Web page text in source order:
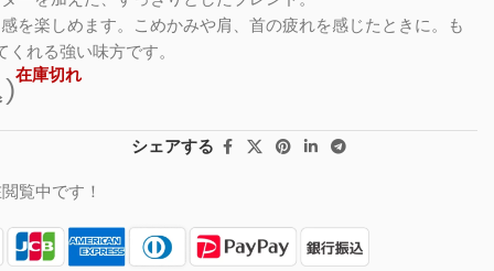
を楽しめます。こめかみや肩、首の疲れを感じたときに。も
れる強い味方です。
在庫切れ
シェアする
覧中です！